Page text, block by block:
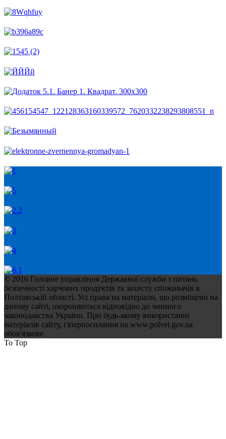
© 2016 Головне управління Державної служби з питань
безпечності харчових продуктів та захисту споживачів в
Полтавській області. Усі права на матеріали, що розміщено на
даному сайті, охороняються відповідно до чинного
законодавства України. При будь-якому використанні
матеріалів сайту, гіперпосилання на www.polvet.gov.ua
обов'язкове.
To Top